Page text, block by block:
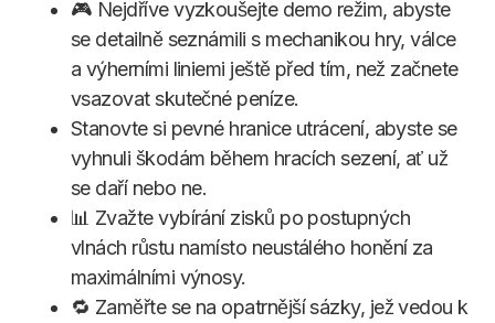
🎮 Nejdříve vyzkoušejte demo režim, abyste
se detailně seznámili s mechanikou hry, válce
a výherními liniemi ještě před tím, než začnete
vsazovat skutečné peníze.
Stanovte si pevné hranice utrácení, abyste se
vyhnuli škodám během hracích sezení, ať už
se daří nebo ne.
📊 Zvažte vybírání zisků po postupných
vlnách růstu namísto neustálého honění za
maximálními výnosy.
🔁 Zaměřte se na opatrnější sázky, jež vedou k